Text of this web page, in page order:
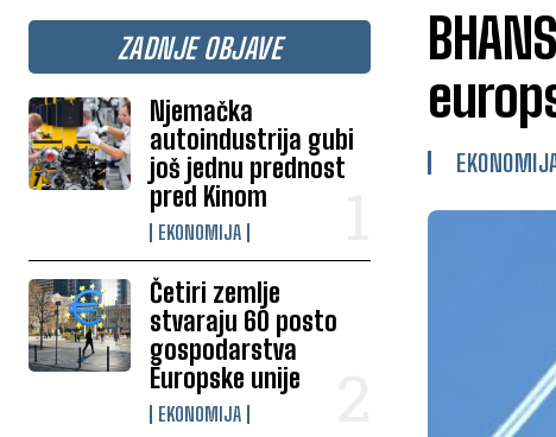
ZADNJE OBJAVE
Njemačka
autoindustrija gubi
još jednu prednost
pred Kinom
EKONOMIJA
Četiri zemlje
stvaraju 60 posto
gospodarstva
Europske unije
EKONOMIJA